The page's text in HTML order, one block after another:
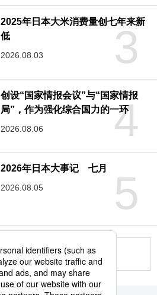
3
2025年日本大米消费量创七年来新
低
2026.08.03
4
创设“国家情报会议”与“国家情报
局”，作为强化综合国力的一环
2026.08.06
5
2026年日本大事记 七月
2026.08.05
更多